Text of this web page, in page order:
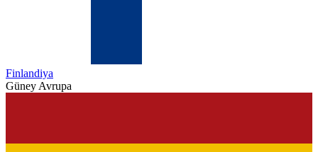
Finlandiya
Güney Avrupa